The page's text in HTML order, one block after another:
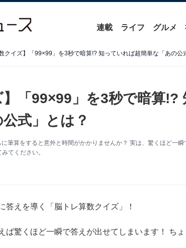
連載 ライフ グルメ
数クイズ】「99×99」を3秒で暗算!? 知っていれば超簡単な「あの公
】「99×99」を3秒で暗算!?
式」とは？
に筆算をすると意外と時間がかかりませんか？ 実は、驚くほど一
てください。
答えを導く「脳トレ算数クイズ」！
ば驚くほど一瞬で答えが出せてしまいます！ ち